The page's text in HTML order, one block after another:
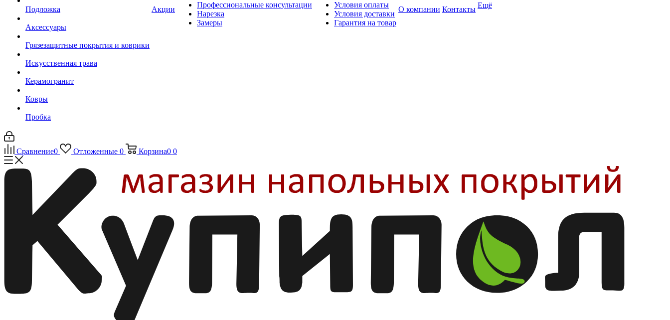
Подложка
Аксессуары
Грязезащитные покрытия и коврики
Искусственная трава
Керамогранит
Ковры
Пробка
Акции
Профессиональные консультации
Нарезка
Замеры
Условия оплаты
Условия доставки
Гарантия на товар
О компании Контакты Ещё
Сравнение0 Отложенные 0 Корзина0 0